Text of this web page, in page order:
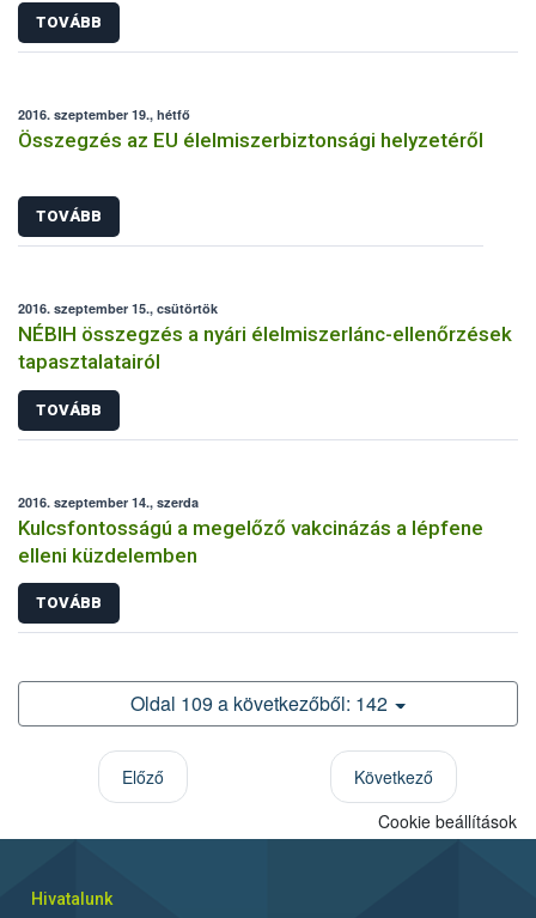
TOVÁBB
2016. szeptember 19., hétfő
Összegzés az EU élelmiszerbiztonsági helyzetéről
TOVÁBB
2016. szeptember 15., csütörtök
NÉBIH összegzés a nyári élelmiszerlánc-ellenőrzések
tapasztalatairól
TOVÁBB
2016. szeptember 14., szerda
Kulcsfontosságú a megelőző vakcinázás a lépfene
elleni küzdelemben
TOVÁBB
Oldal 109 a következőből: 142
Előző
Következő
Cookie beállítások
Hivatalunk